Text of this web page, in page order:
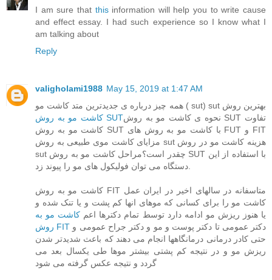
I am sure that thisinformation will help you to write cause
and effect essay. I had such experience so I know what I
am talking about
Reply
valigholami1988 May 15, 2019 at 1:47 AM
همه چیز درباره ی جدیدترین متد کاشت مو ( sut) sut بهترین روش
کاشت مو به روش SUTنحوه ی کاشت مو به روش SUT تفاوت
کاشت مو به روش SUT با کاشت مو به روش های FUT و FIT
مزایای کاشت موی طبیعی به روش sut هزینه کاشت مو در روش
sut چقدر است؟مراحل کاشت مو به روش SUT با استفاده از این
کاشت مو به روش FIT متاسفانه در سالهای اخیر در ایران عمل
کاشت مو را برای کسانی که موهای انها کم پشت و یا تنک شده و
یا هنوز ریزش مو ادامه دارد توسط تمام دکترها اعم کاشت مو به
روش FIT
حتی کادر درمانی درمانگاهها انجام می دهند که باعث شدیدتر شدن
ریزش مو و در نتیجه کم پشتی بیشتر موها طی یکسال بعد می
گردد و نتیجه عکس گرفته می شود